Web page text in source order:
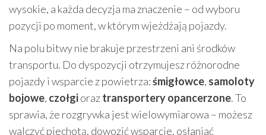
wysokie, a każda decyzja ma znaczenie – od wyboru
pozycji po moment, w którym wjeżdżają pojazdy.
Na polu bitwy nie brakuje przestrzeni ani środków
transportu. Do dyspozycji otrzymujesz różnorodne
pojazdy i wsparcie z powietrza:śmigłowce, samoloty
bojowe, czołgioraztransportery opancerzone. To
sprawia, że rozgrywka jest wielowymiarowa – możesz
walczyć piechotą, dowozić wsparcie, osłaniać